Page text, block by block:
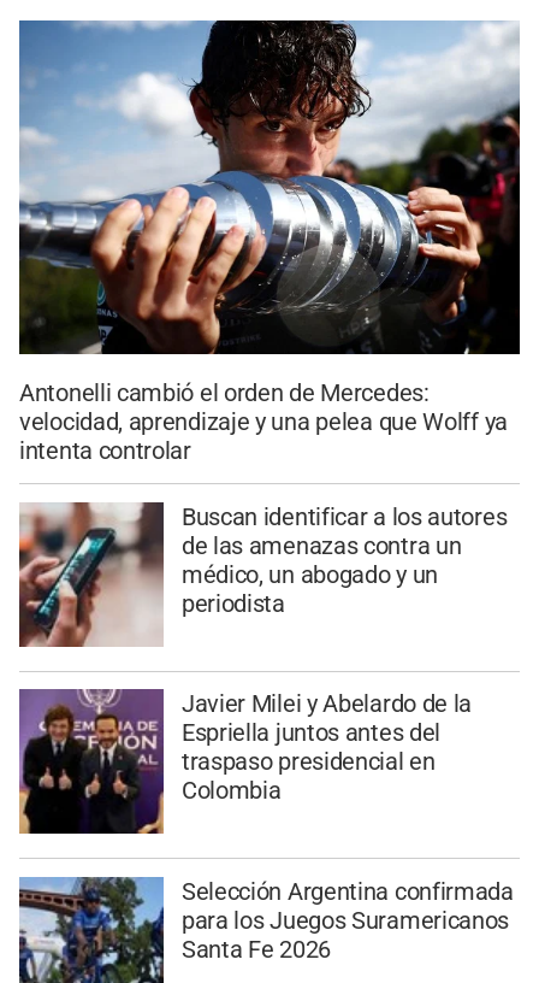
Antonelli cambió el orden de Mercedes:
velocidad, aprendizaje y una pelea que Wolff ya
intenta controlar
Buscan identificar a los autores
de las amenazas contra un
médico, un abogado y un
periodista
Javier Milei y Abelardo de la
Espriella juntos antes del
traspaso presidencial en
Colombia
Selección Argentina confirmada
para los Juegos Suramericanos
Santa Fe 2026